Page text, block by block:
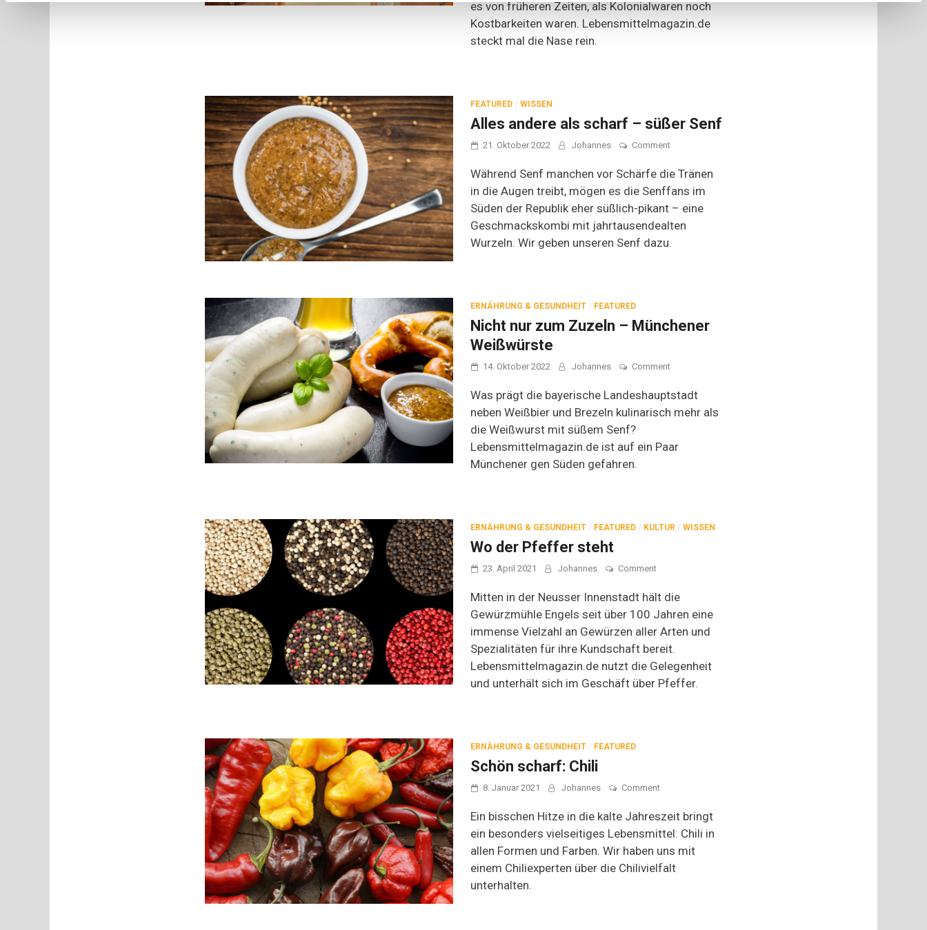
in
Hamburg
es von früheren Zeiten, als Kolonialwaren noch
Kostbarkeiten waren. Lebensmittelmagazin.de
steckt mal die Nase rein.
FEATURED / WISSEN
Alles andere als scharf – süßer Senf
21. Oktober 2022 Johannes Commenton
andere
scharf
–
Senf
Während Senf manchen vor Schärfe die Tränen
in die Augen treibt, mögen es die Senffans im
Süden der Republik eher süßlich-pikant – eine
Geschmackskombi mit jahrtausendealten
Wurzeln. Wir geben unseren Senf dazu.
ERNÄHRUNG & GESUNDHEIT / FEATURED
Nicht nur zum Zuzeln – Münchener
Weißwürste
14. Oktober 2022 Johannes Commenton
nur
Zuzeln
Weißwürste
Was prägt die bayerische Landeshauptstadt
neben Weißbier und Brezeln kulinarisch mehr als
die Weißwurst mit süßem Senf?
Lebensmittelmagazin.de ist auf ein Paar
Münchener gen Süden gefahren.
ERNÄHRUNG & GESUNDHEIT / FEATURED / KULTUR / WISSEN
Wo der Pfeffer steht
23. April 2021 Johannes Commenton
der
steht
Mitten in der Neusser Innenstadt hält die
Gewürzmühle Engels seit über 100 Jahren eine
immense Vielzahl an Gewürzen aller Arten und
Spezialitäten für ihre Kundschaft bereit.
Lebensmittelmagazin.de nutzt die Gelegenheit
und unterhält sich im Geschäft über Pfeffer.
ERNÄHRUNG & GESUNDHEIT / FEATURED
Schön scharf: Chili
8. Januar 2021 Johannes Commenton
scharf:
Ein bisschen Hitze in die kalte Jahreszeit bringt
ein besonders vielseitiges Lebensmittel: Chili in
allen Formen und Farben. Wir haben uns mit
einem Chiliexperten über die Chilivielfalt
unterhalten.